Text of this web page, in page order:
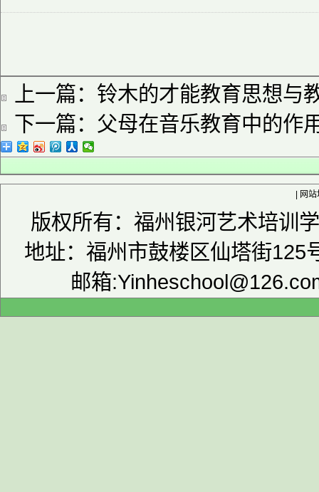
上一篇： 铃木的才能教育思想与
下一篇： 父母在音乐教育中的作
网
版权所有：福州银河艺术培
地址：福州市鼓楼区仙塔街
邮箱